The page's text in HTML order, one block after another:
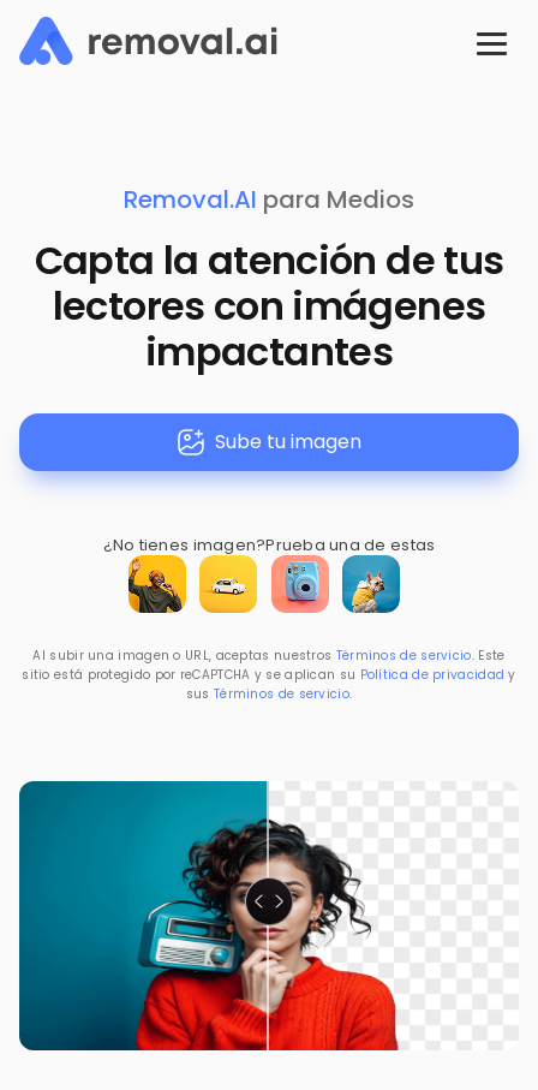
Removal.AI para Medios
Capta la atención de tus
lectores con imágenes
impactantes
Sube tu imagen
¿No tienes imagen?Prueba una de estas
Al subir una imagen o URL, aceptas nuestros Términos de servicio. Este
sitio está protegido por reCAPTCHA y se aplican su Política de privacidad y
sus Términos de servicio.